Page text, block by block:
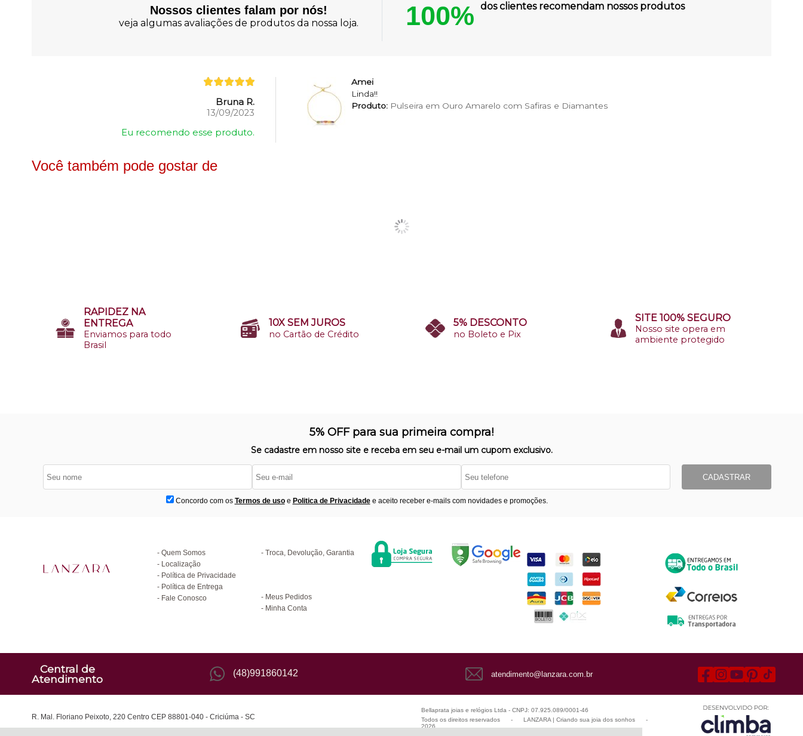
Nossos clientes falam por nós!
veja algumas avaliações de produtos da nossa loja. 100% dos clientes recomendam nossos produtos
Bruna R.
13/09/2023
Eu recomendo esse produto.
Amei
Linda!!
Produto:Pulseira em Ouro Amarelo com Safiras e Diamantes
Você também pode gostar de
RAPIDEZ NA
ENTREGA
Enviamos para todo
Brasil
10X SEM JUROS
no Cartão de Crédito
5% DESCONTO
no Boleto e Pix
SITE 100% SEGURO
Nosso site opera em
ambiente protegido
5% OFF para sua primeira compra!
Se cadastre em nosso site e receba em seu e-mail um cupom exclusivo.
Concordo com os Termos de usoe Politica de Privacidadee aceito receber e-mails com novidades e promoções.
CADASTRAR
Quem Somos
Localização
Política de Privacidade
Política de Entrega
Fale Conosco
Troca, Devolução, Garantia
Meus Pedidos
Minha Conta
Central de
Atendimento
(48)991860142 atendimento@lanzara.com.br
R. Mal. Floriano Peixoto, 220 Centro CEP 88801-040 - Criciúma - SC
Bellaprata joias e relógios Ltda - CNPJ: 07.925.089/0001-46
Todos os direitos reservados
- LANZARA | Criando sua joia dos sonhos
-
2026